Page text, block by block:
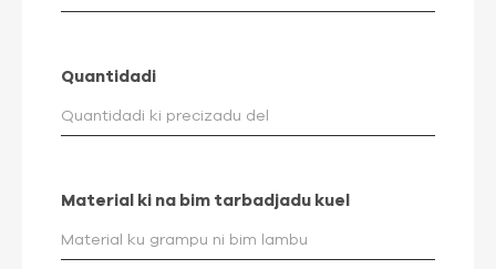
Quantidadi
Material ki na bim tarbadjadu kuel